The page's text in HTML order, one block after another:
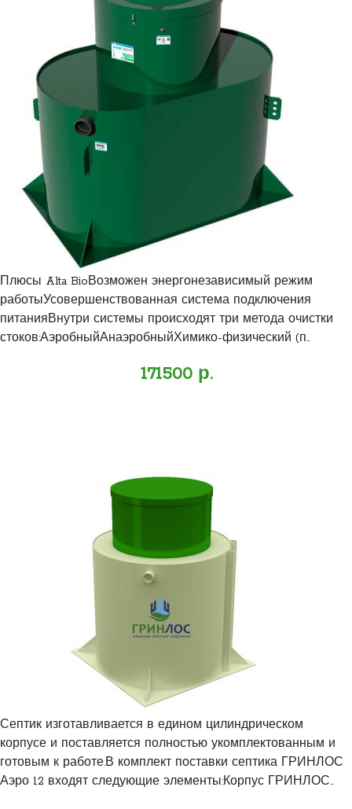
Плюсы Alta BioВозможен энергонезависимый режим
работыУсовершенствованная система подключения
питанияВнутри системы происходят три метода очистки
стоков:АэробныйАнаэробныйХимико-физический (п..
171500 р.
Септик изготавливается в едином цилиндрическом
корпусе и поставляется полностью укомплектованным и
готовым к работе.В комплект поставки септика ГРИНЛОС
Аэро 12 входят следующие элементы:Корпус ГРИНЛОС..